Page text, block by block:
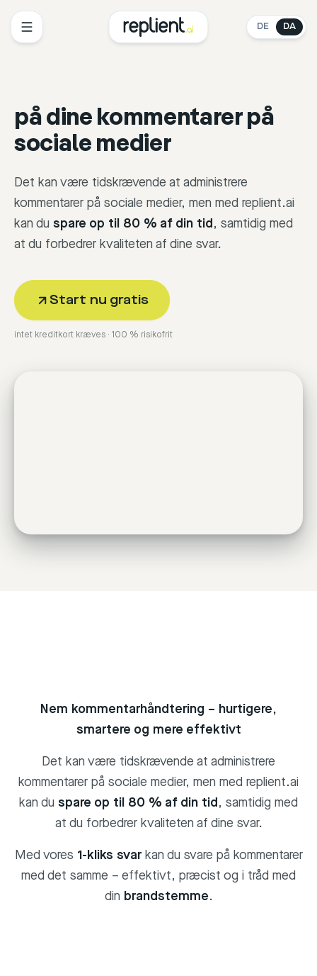
DE DA
på dine kommentarer på
sociale medier
Det kan være tidskrævende at administrere
kommentarer på sociale medier, men med replient.ai
kan du spare op til 80 % af din tid , samtidig med
at du forbedrer kvaliteten af dine svar.
Start nu gratis
intet kreditkort kræves · 100 % risikofrit
Nem kommentarhåndtering – hurtigere,
smartere og mere effektivt
Det kan være tidskrævende at administrere
kommentarer på sociale medier, men med replient.ai
kan du spare op til 80 % af din tid, samtidig med
at du forbedrer kvaliteten af dine svar.
Med vores 1-kliks svarkan du svare på kommentarer
med det samme – effektivt, præcist og i tråd med
din brandstemme.